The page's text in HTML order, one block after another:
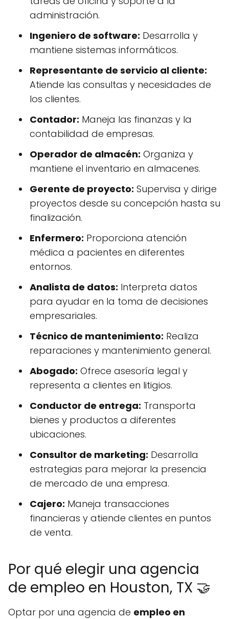
administración.
Ingeniero de software: Desarrolla y
mantiene sistemas informáticos.
Representante de servicio al cliente:
Atiende las consultas y necesidades de
los clientes.
Contador: Maneja las finanzas y la
contabilidad de empresas.
Operador de almacén: Organiza y
mantiene el inventario en almacenes.
Gerente de proyecto: Supervisa y dirige
proyectos desde su concepción hasta su
finalización.
Enfermero: Proporciona atención
médica a pacientes en diferentes
entornos.
Analista de datos: Interpreta datos
para ayudar en la toma de decisiones
empresariales.
Técnico de mantenimiento: Realiza
reparaciones y mantenimiento general.
Abogado: Ofrece asesoría legal y
representa a clientes en litigios.
Conductor de entrega: Transporta
bienes y productos a diferentes
ubicaciones.
Consultor de marketing: Desarrolla
estrategias para mejorar la presencia
de mercado de una empresa.
Cajero: Maneja transacciones
financieras y atiende clientes en puntos
de venta.
Por qué elegir una agencia
de empleo en Houston, TX 🤝
Optar por una agencia de empleo en